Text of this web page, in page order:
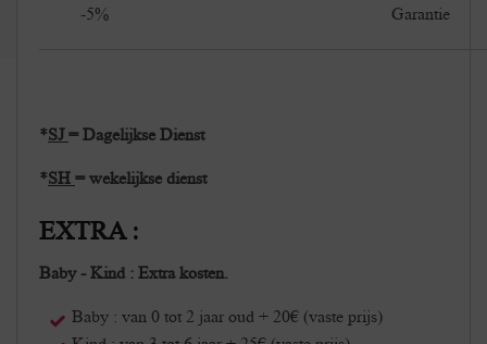
-5%
Garantie
*SJ= Dagelijkse Dienst
*SH= wekelijkse dienst
EXTRA :
Baby - Kind : Extra kosten.
Baby : van 0 tot 2 jaar oud + 20€ (vaste prijs)